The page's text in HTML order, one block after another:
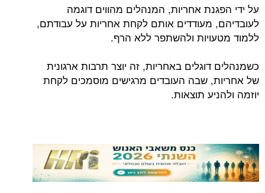
על ידי הפגנת אחריות, המנהלים מהווים דוגמה
לעובדיהם, מעודדים אותם לקחת אחריות על עבודתם,
ללמוד מטעויות ולהשתפר ללא הרף.
כשמנהלים דוגלים באחריות, זה יוצר תרבות ארגונית
של אחריות, שבה העובדים מרגישים מוסמכים לקחת
יוזמה ולהניע תוצאות.